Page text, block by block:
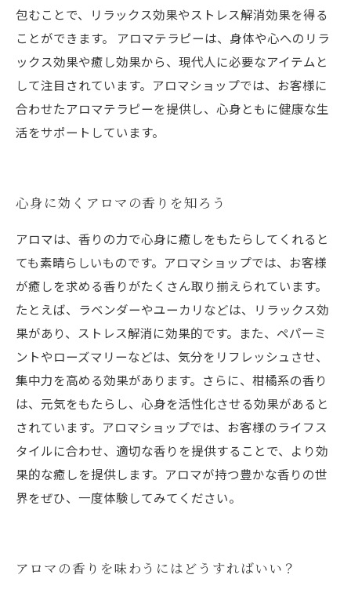
包むことで、リラックス効果やストレス解消効果を得る
ことができます。 アロマテラピーは、身体や心へのリラ
ックス効果や癒し効果から、現代人に必要なアイテムと
して注目されています。アロマショップでは、お客様に
合わせたアロマテラピーを提供し、心身ともに健康な生
活をサポートしています。
心身に効くアロマの香りを知ろう
アロマは、香りの力で心身に癒しをもたらしてくれると
ても素晴らしいものです。アロマショップでは、お客様
が癒しを求める香りがたくさん取り揃えられています。
たとえば、ラベンダーやユーカリなどは、リラックス効
果があり、ストレス解消に効果的です。また、ペパーミ
ントやローズマリーなどは、気分をリフレッシュさせ、
集中力を高める効果があります。さらに、柑橘系の香り
は、元気をもたらし、心身を活性化させる効果があると
されています。アロマショップでは、お客様のライフス
タイルに合わせ、適切な香りを提供することで、より効
果的な癒しを提供します。アロマが持つ豊かな香りの世
界をぜひ、一度体験してみてください。
アロマの香りを味わうにはどうすればいい？